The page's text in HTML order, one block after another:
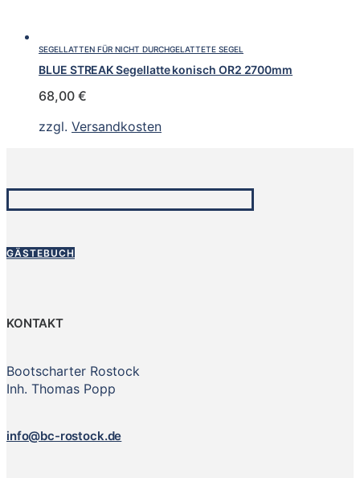
SEGELLATTEN FÜR NICHT DURCHGELATTETE SEGEL
BLUE STREAK Segellatte konisch OR2 2700mm
68,00 €
zzgl. Versandkosten
GÄSTEBUCH
KONTAKT
Bootscharter Rostock
Inh. Thomas Popp
info@bc-rostock.de